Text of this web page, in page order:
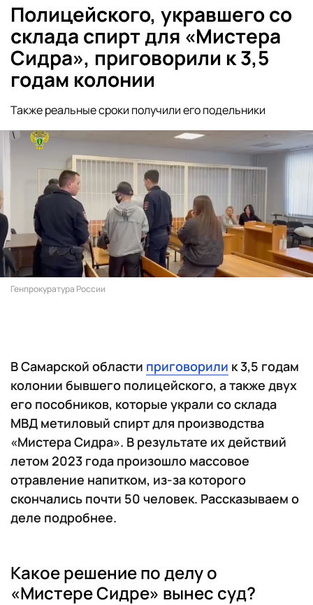
Полицейского, укравшего со
склада спирт для «Мистера
Сидра», приговорили к 3,5
годам колонии
Также реальные сроки получили его подельники
Генпрокуратура России
В Самарской области приговорили к 3,5 годам
колонии бывшего полицейского, а также двух
его пособников, которые украли со склада
МВД метиловый спирт для производства
«Мистера Сидра». В результате их действий
летом 2023 года произошло массовое
отравление напитком, из-за которого
скончались почти 50 человек. Рассказываем о
деле подробнее.
Какое решение по делу о
«Мистере Сидре» вынес суд?